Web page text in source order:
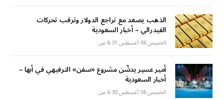
الذهب يصعد مع تراجع الدولار وترقب تحركات
الفيدرالي – أخبار السعودية
الخميس 06 أغسطس 6:31 ص
أمير عسير يدشّن مشروع «سفن» الترفيهي في أبها –
أخبار السعودية
الخميس 06 أغسطس 6:30 ص